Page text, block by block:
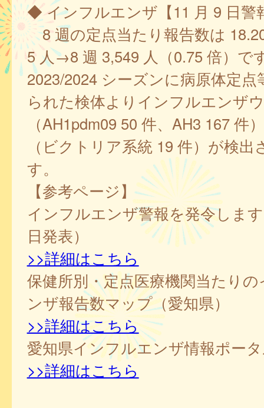
◆ インフルエンザ【11 月 9 日警
8 週の定点当たり報告数は
5 人→8 週 3,549 人（0.75 倍）で
2023/2024 シーズンに病原体定点
られた検体よりインフルエンザ
（AH1pdm09 50 件、AH3 167 件
（ビクトリア系統 19 件）が検出
す。
【参考ページ】
インフルエンザ警報を発令しま
日発表）
>>詳細はこちら
保健所別・定点医療機関当たり
ンザ報告数マップ（愛知県）
>>詳細はこちら
愛知県インフルエンザ情報ポー
>>詳細はこちら